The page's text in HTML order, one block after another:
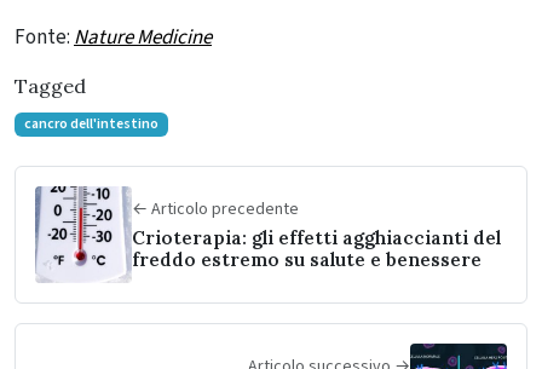
Fonte: Nature Medicine
Tagged
cancro dell'intestino
← Articolo precedente
Crioterapia: gli effetti agghiaccianti del
freddo estremo su salute e benessere